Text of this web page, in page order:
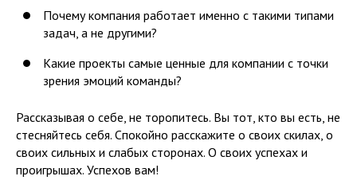
Почему компания работает именно с такими типами
задач, а не другими?
Какие проекты самые ценные для компании с точки
зрения эмоций команды?
Рассказывая о себе, не торопитесь. Вы тот, кто вы есть, не
стесняйтесь себя. Спокойно расскажите о своих скилах, о
своих сильных и слабых сторонах. О своих успехах и
проигрышах. Успехов вам!